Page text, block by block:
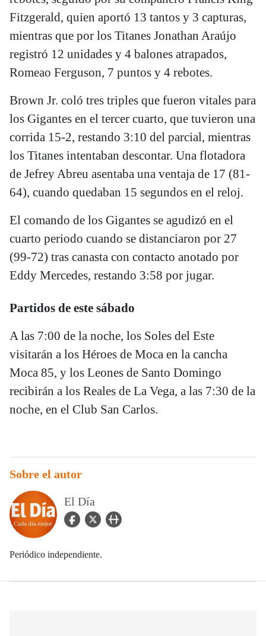
Fitzgerald, quien aportó 13 tantos y 3 capturas,
mientras que por los Titanes Jonathan Araújo
registró 12 unidades y 4 balones atrapados,
Romeao Ferguson, 7 puntos y 4 rebotes.
Brown Jr. coló tres triples que fueron vitales para
los Gigantes en el tercer cuarto, que tuvieron una
corrida 15-2, restando 3:10 del parcial, mientras
los Titanes intentaban descontar. Una flotadora
de Jefrey Abreu asentaba una ventaja de 17 (81-
64), cuando quedaban 15 segundos en el reloj.
El comando de los Gigantes se agudizó en el
cuarto periodo cuando se distanciaron por 27
(99-72) tras canasta con contacto anotado por
Eddy Mercedes, restando 3:58 por jugar.
Partidos de este sábado
A las 7:00 de la noche, los Soles del Este
visitarán a los Héroes de Moca en la cancha
Moca 85, y los Leones de Santo Domingo
recibirán a los Reales de La Vega, a las 7:30 de la
noche, en el Club San Carlos.
Sobre el autor
El Día
facebook Icon
twitter Iconuser_url Icon
Periódico independiente.